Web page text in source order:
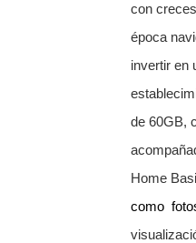
con
época
invertir en
de 60GB,
Home
como